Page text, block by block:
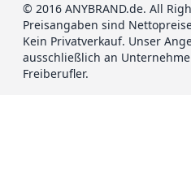
© 2016 ANYBRAND.de. All
Preisangaben sind
Kein Privatverkauf. Unser
ausschließlich an
Freiberufler.